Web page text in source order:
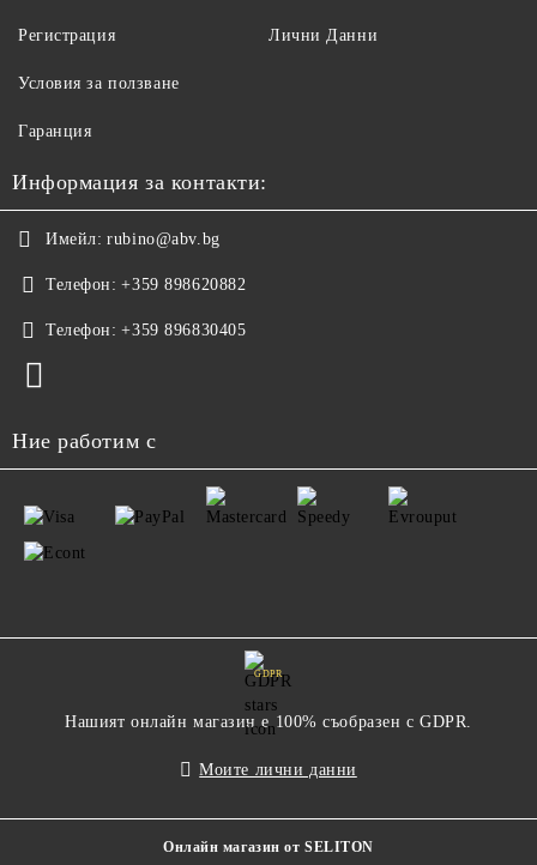
Регистрация Лични Данни
Условия за ползване
Гаранция
Информация за контакти:
Имейл: rubino@abv.bg
Телефон: +359 898620882
Телефон: +359 896830405
Ние работим с
GDPR
Нашият онлайн магазин е 100% съобразен с GDPR.
Моите лични данни
Онлайн магазин от SELITON